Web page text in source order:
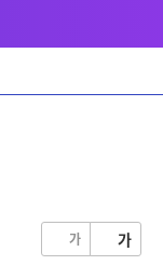
가 가